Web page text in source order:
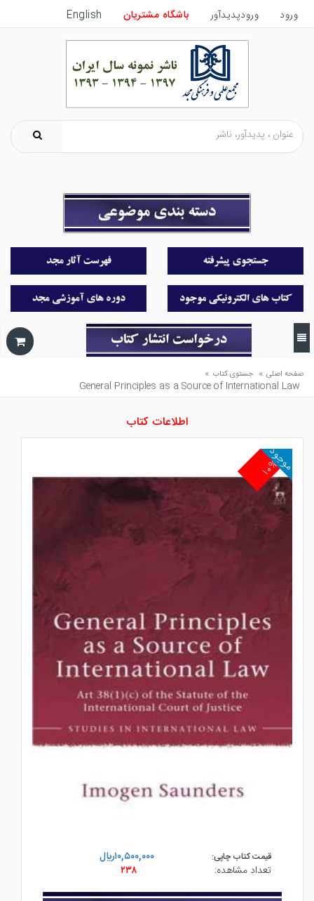
ورود ورودپدیدآور باشگاه مشتریان English
صفحه اصلی » جستوی کتاب »
General Principles as a Source of International Law
اطلاعات کتاب
۱۰%
موجود
قیمت کتاب چاپی:
۱۰,۵۰۰,۰۰۰ريال
تعداد مشاهده:
۲۳۸